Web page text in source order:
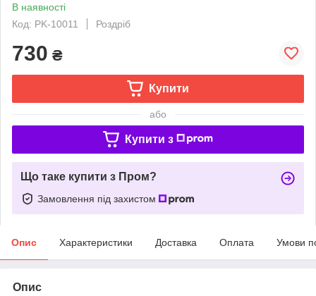
В наявності
Код: PK-10011
Роздріб
730 ₴
Купити
або
Купити з
Що таке купити з Пром?
Замовлення під захистом
Опис Характеристики Доставка Оплата Умови
Опис